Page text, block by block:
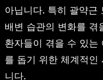
아닙니다. 특히 괄약근
배변 습관의 변화를 겪
환자들이 겪을 수 있는
를 돕기 위한 체계적인
니다.